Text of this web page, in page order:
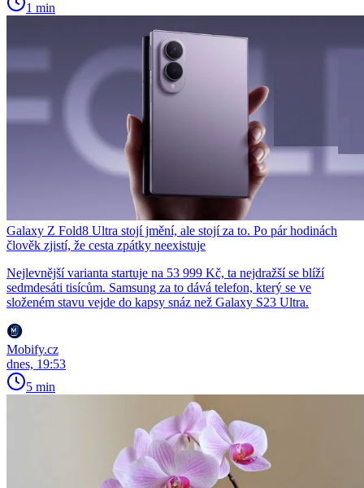
1 min
Galaxy Z Fold8 Ultra stojí jmění, ale stojí za to. Po pár hodinách
člověk zjistí, že cesta zpátky neexistuje
Nejlevnější varianta startuje na 53 999 Kč, ta nejdražší se blíží
sedmdesáti tisícům. Samsung za to dává telefon, který se ve
složeném stavu vejde do kapsy snáz než Galaxy S23 Ultra.
Mobify.cz
dnes, 19:53
5 min